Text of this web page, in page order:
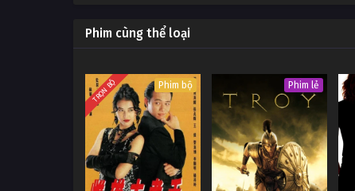
Phim cùng thể loại
TRỌN BỘ Phim bộ Phim lẻ